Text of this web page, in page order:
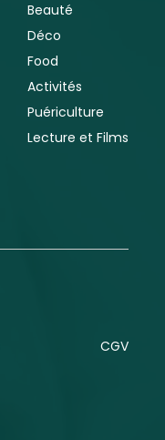
Beauté
Déco
Food
Activités
Puériculture
Lecture et Films
CGV